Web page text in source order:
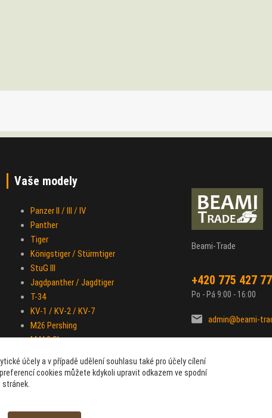
Vaše modely
Panzer II / III / IV
Panther
Tiger
Königstiger / Stürmtiger
StuG III
Jagdpanther / Jagdtiger
T-34
KV-1 / KV-2 / KV-7
M26 Pershing
M4A3 Sherman
Half-track M-16
Beami-Trade
+420 775 427
Po - Pá 9:00 - 16:00
admin@beami-
účely a v případě udělení souhlasu také pro účely cílení
cookies můžete kdykoli upravit odkazem ve spodní